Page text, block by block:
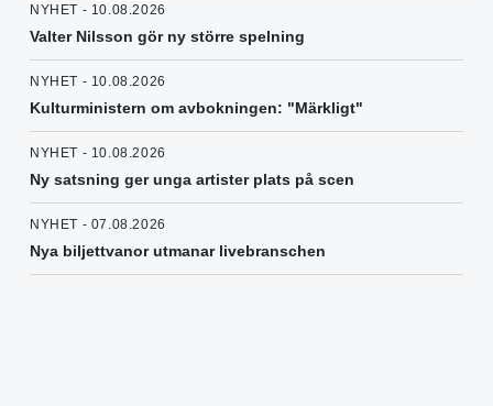
NYHET - 10.08.2026
Valter Nilsson gör ny större spelning
NYHET - 10.08.2026
Kulturministern om avbokningen: "Märkligt"
NYHET - 10.08.2026
Ny satsning ger unga artister plats på scen
NYHET - 07.08.2026
Nya biljettvanor utmanar livebranschen